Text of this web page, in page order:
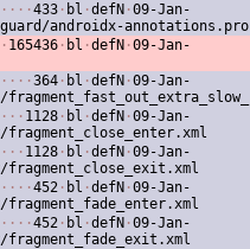
· · · ·433 · bl ·defN ·09-Jan-
androidx-annotations.pro
· 165436 · bl ·defN ·09-Jan-
· · · ·364 · bl ·defN ·09-Jan-
· · · 1128 · bl ·defN ·09-Jan-
fragment_close_enter.xml
· · · 1128 · bl ·defN ·09-Jan-
fragment_close_exit.xml
· · · ·452 · bl ·defN ·09-Jan-
· · · ·452 · bl ·defN ·09-Jan-
fragment_fade_exit.xml